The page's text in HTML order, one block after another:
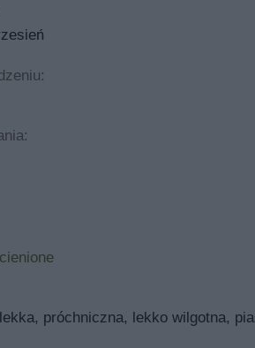
próchniczna, lekko wilgotna,